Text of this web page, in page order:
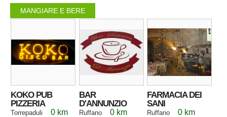
MANGIARE E BERE
KOKO PUB
PIZZERIA
Torrepaduli 0 km
BAR
D'ANNUNZIO
Ruffano 0 km
FARMACIA DEI
SANI
Ruffano 0 km